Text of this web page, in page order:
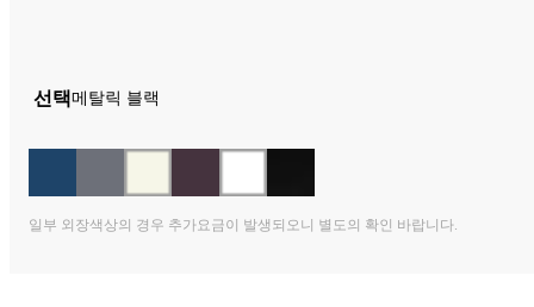
 선택메탈릭 블랙
일부 외장색상의 경우 추가요금이 발생되오니 별도의 확인 바랍니다.